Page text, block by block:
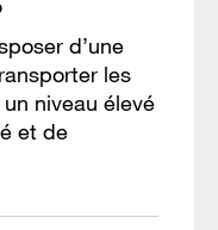
d’une
les
niveau élevé
et de